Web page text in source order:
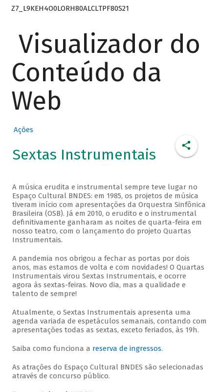
Z7_L9KEH4O0LORH80ALCLTPF80S21
Visualizador do
Conteúdo da
Web
Ações
Sextas Instrumentais
A música erudita e instrumental sempre teve lugar no
Espaço Cultural BNDES: em 1985, os projetos de música
tiveram início com apresentações da Orquestra Sinfônica
Brasileira (OSB). Já em 2010, o erudito e o instrumental
definitivamente ganharam as noites de quarta-feira em
nosso teatro, com o lançamento do projeto Quartas
Instrumentais.
A pandemia nos obrigou a fechar as portas por dois
anos, mas estamos de volta e com novidades! O Quartas
Instrumentais virou Sextas Instrumentais, e ocorre
agora às sextas-feiras. Novo dia, mas a qualidade e
talento de sempre!
Atualmente, o Sextas Instrumentais apresenta uma
agenda variada de espetáculos semanais, contando com
apresentações todas as sextas, exceto feriados, às 19h.
Saiba como funciona a reserva de ingressos.
As atrações do Espaço Cultural BNDES são selecionadas
através de concurso público.